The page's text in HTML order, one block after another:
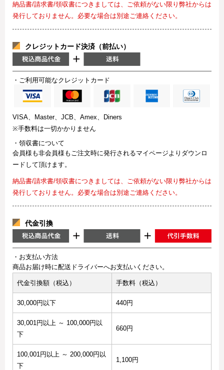
納品書/請求書/領収書につきましては、ご依頼がない限り弊社からは
発行しておりません。必要な場合は別途ご連絡ください。
クレジットカード決済（前払い）
・ご利用可能なクレジットカード
VISA、Master、JCB、Amex、Diners
※手数料は一切かかりません
・領収書について
会員様も非会員様もご注文時に発行されるマイページよりダウンロ
ードして頂けます。
納品書/請求書/領収書につきましては、ご依頼がない限り弊社からは
発行しておりません。必要な場合は別途ご連絡ください。
代金引換
・お支払い方法
商品お届け時に配送ドライバーへお支払いください。
代金引換額（税込） 手数料（税込）
30,000円以下 440円
30,001円以上 ～ 100,000円以
下
660円
100,001円以上 ～ 200,000円以
下
1,100円